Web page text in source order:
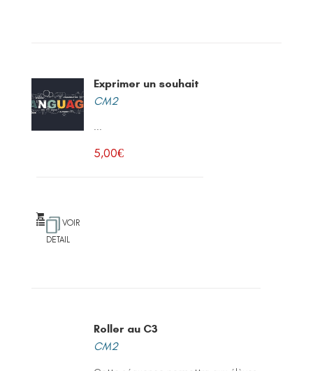
Exprimer un souhait
CM2
...
5,00€
VOIR
DETAIL
Roller au C3
CM2